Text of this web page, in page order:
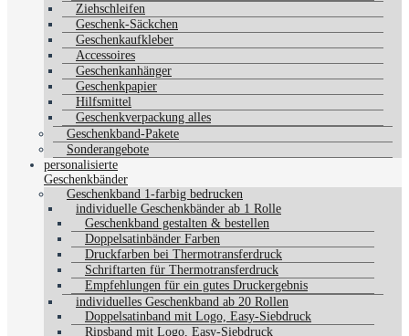
Ziehschleifen
Geschenk-Säckchen
Geschenkaufkleber
Accessoires
Geschenkanhänger
Geschenkpapier
Hilfsmittel
Geschenkverpackung alles
Geschenkband-Pakete
Sonderangebote
personalisierte
Geschenkbänder
Geschenkband 1-farbig bedrucken
individuelle Geschenkbänder ab 1 Rolle
Geschenkband gestalten & bestellen
Doppelsatinbänder Farben
Druckfarben bei Thermotransferdruck
Schriftarten für Thermotransferdruck
Empfehlungen für ein gutes Druckergebnis
individuelles Geschenkband ab 20 Rollen
Doppelsatinband mit Logo, Easy-Siebdruck
Ripsband mit Logo, Easy-Siebdruck